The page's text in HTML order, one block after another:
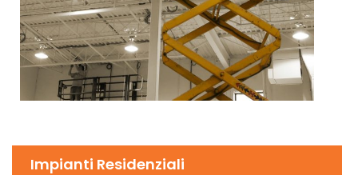
Impianti Residenziali